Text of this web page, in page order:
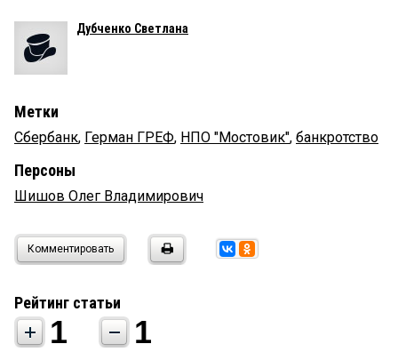
Дубченко Светлана
Метки
Сбербанк, Герман ГРЕФ, НПО "Мостовик", банкротство
Персоны
Шишов Олег Владимирович
Комментировать
Рейтинг статьи
1 1